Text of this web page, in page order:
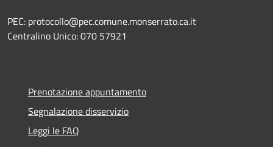
PEC: protocollo@pec.comune.monserrato.ca.it
Centralino Unico: 070 57921
Prenotazione appuntamento
Segnalazione disservizio
Leggi le FAQ